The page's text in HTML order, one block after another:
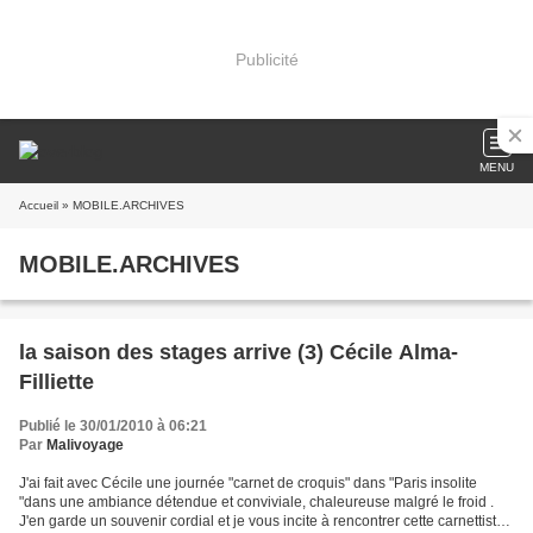
Publicité
MENU
Accueil » MOBILE.ARCHIVES
MOBILE.ARCHIVES
la saison des stages arrive (3) Cécile Alma-
Filliette
Publié le 30/01/2010 à 06:21
Par Malivoyage
J'ai fait avec Cécile une journée "carnet de croquis" dans "Paris insolite
"dans une ambiance détendue et conviviale, chaleureuse malgré le froid .
J'en garde un souvenir cordial et je vous incite à rencontrer cette carnettiste